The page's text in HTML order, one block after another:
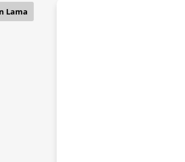
Lama